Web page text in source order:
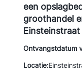
een
groothandel
Ontvangstdatum
Locatie: